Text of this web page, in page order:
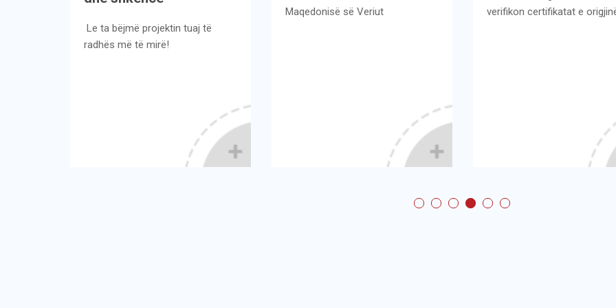
Le ta bëjmë projektin tuaj të
radhës më të mirë!
Maqedonisë së Veriut
verifikon certifikatat e origjinës